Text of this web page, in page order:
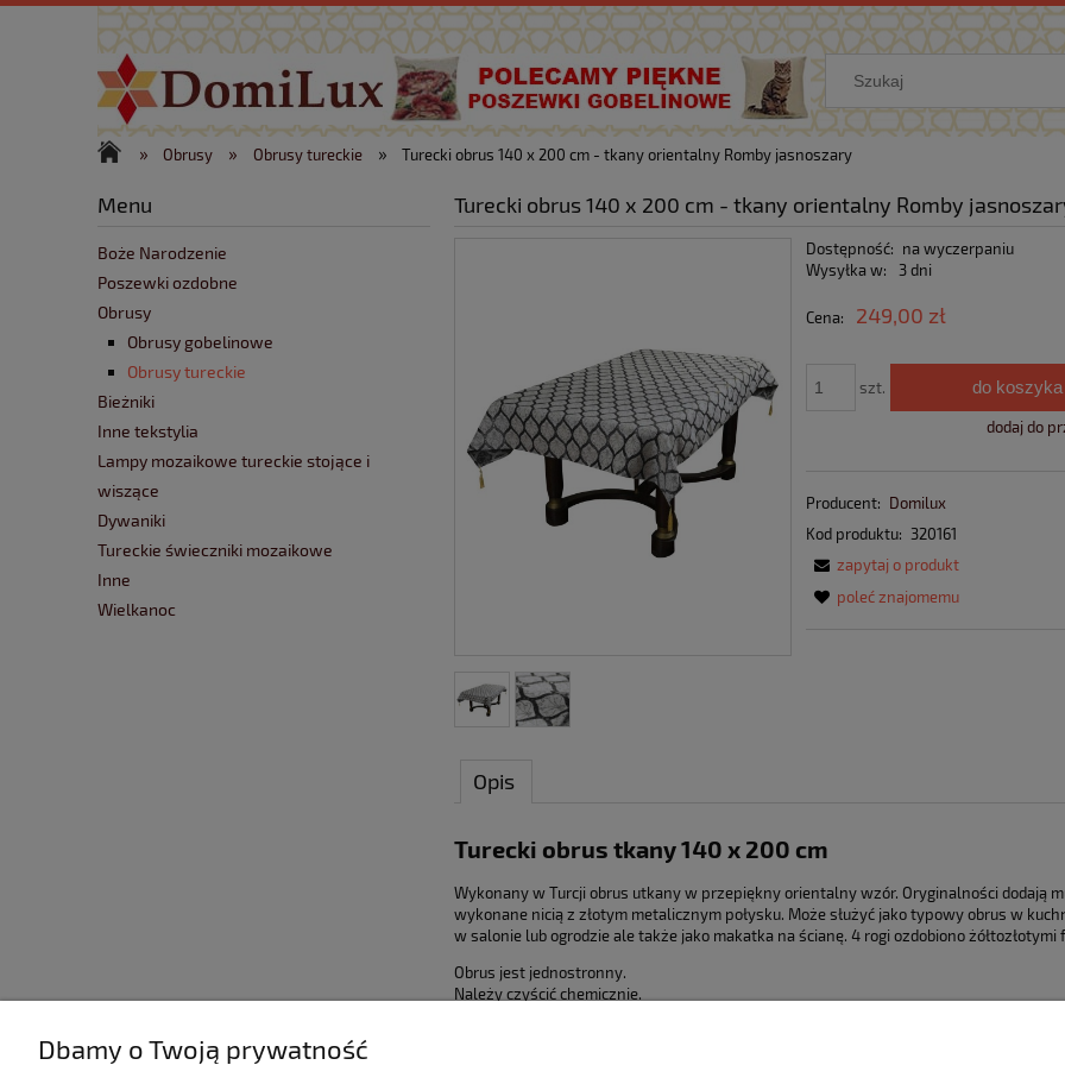
» Obrusy » Obrusy tureckie » Turecki obrus 140 x 200 cm - tkany orientalny Romby jasnoszary
Menu
Boże Narodzenie
Poszewki ozdobne
Obrusy
Obrusy gobelinowe
Obrusy tureckie
Bieżniki
Inne tekstylia
Lampy mozaikowe tureckie stojące i
wiszące
Dywaniki
Tureckie świeczniki mozaikowe
Inne
Wielkanoc
Turecki obrus 140 x 200 cm - tkany orientalny Romby
Dostępność: na wyczerpaniu
Wysyłka w:
3 dni
Cena: 249,00 zł
szt. do koszyka
dodaj do
Producent: Domilux
Kod produktu: 320161
zapytaj o produkt
poleć znajomemu
Opis
Turecki obrus tkany 140 x 200 cm
Wykonany w Turcji obrus utkany w przepiękny orientalny wzór. Oryginalności dodają
wykonane nicią z złotym metalicznym połysku. Może służyć jako typowy obrus w
w salonie lub ogrodzie ale także jako makatka na ścianę. 4 rogi ozdobiono żółtozłotymi
Obrus jest jednostronny.
Należy czyścić chemicznie.
Dbamy o Twoją prywatność